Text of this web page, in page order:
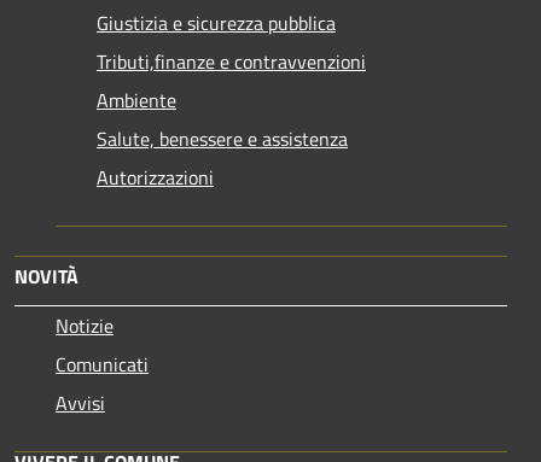
Giustizia e sicurezza pubblica
Tributi,finanze e contravvenzioni
Ambiente
Salute, benessere e assistenza
Autorizzazioni
NOVITÀ
Notizie
Comunicati
Avvisi